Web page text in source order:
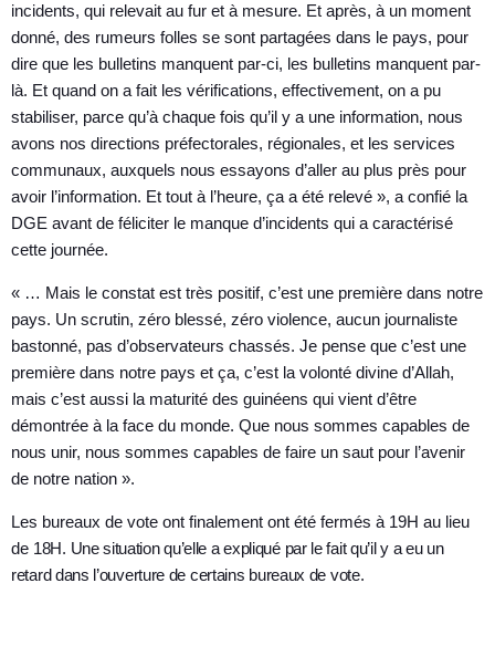
incidents, qui relevait au fur et à mesure. Et après, à un moment
donné, des rumeurs folles se sont partagées dans le pays, pour
dire que les bulletins manquent par-ci, les bulletins manquent par-
là. Et quand on a fait les vérifications, effectivement, on a pu
stabiliser, parce qu’à chaque fois qu’il y a une information, nous
avons nos directions préfectorales, régionales, et les services
communaux, auxquels nous essayons d’aller au plus près pour
avoir l’information. Et tout à l’heure, ça a été relevé », a confié la
DGE avant de féliciter le manque d’incidents qui a caractérisé
cette journée.
« … Mais le constat est très positif, c’est une première dans notre
pays. Un scrutin, zéro blessé, zéro violence, aucun journaliste
bastonné, pas d’observateurs chassés. Je pense que c’est une
première dans notre pays et ça, c’est la volonté divine d’Allah,
mais c’est aussi la maturité des guinéens qui vient d’être
démontrée à la face du monde. Que nous sommes capables de
nous unir, nous sommes capables de faire un saut pour l’avenir
de notre nation ».
Les bureaux de vote ont finalement ont été fermés à 19H au lieu
de 18H. Une situation qu’elle a expliqué par le fait qu’il y a eu un
retard dans l’ouverture de certains bureaux de vote.